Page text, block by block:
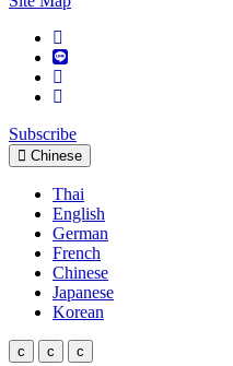
Subscribe
Chinese
Thai
English
German
French
Chinese
Japanese
Korean
c c c